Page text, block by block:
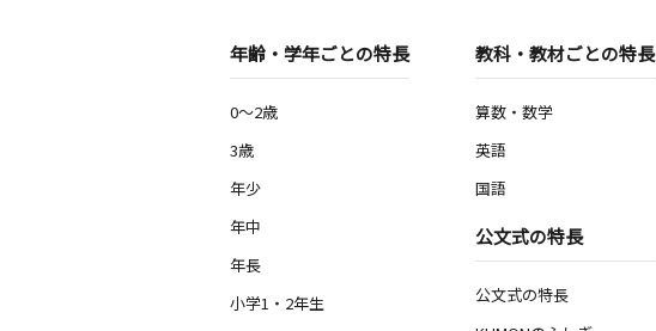
年齢・学年ごとの特長
0～2歳
3歳
年少
年中
年長
小学1・2年生
教科・教材ごとの特長
算数・数学
英語
国語
公文式の特長
公文式の特長